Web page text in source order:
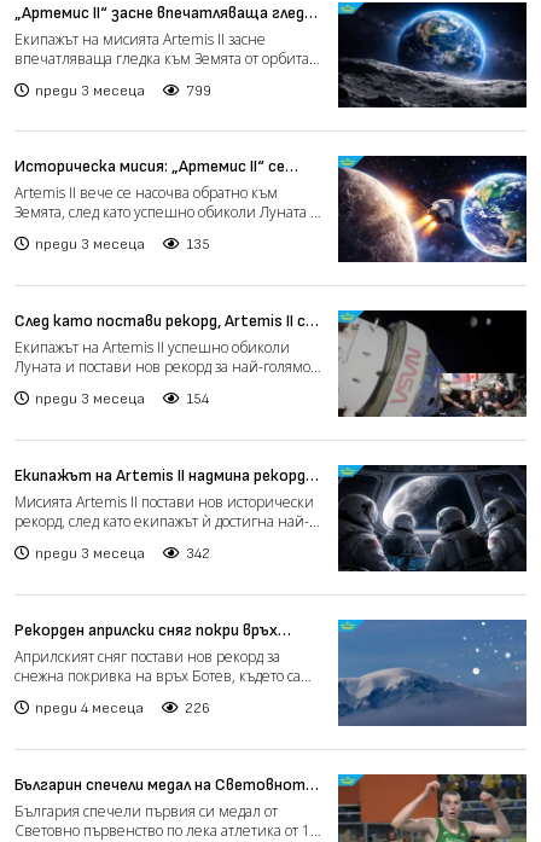
„Артемис II“ засне впечатляваща гледка
към залеза на Земята (снимка)
Екипажът на мисията Artemis II засне
впечатляваща гледка към Земята от орбита
преди 3 месеца 799
Историческа мисия: „Артемис II“ се
връща към Земята
Artemis II вече се насочва обратно към
Земята, след като успешно обиколи Луната и
преди 3 месеца 135
След като постави рекорд, Artemis II се
завръща от Луната (видео)
Екипажът на Artemis II успешно обиколи
Луната и постави нов рекорд за най-голямо
преди 3 месеца 154
Екипажът на Artemis II надмина рекорда
на „Аполо 13“ (видео)
Мисията Artemis II постави нов исторически
рекорд, след като екипажът ѝ достигна най-
преди 3 месеца 342
Рекорден априлски сняг покри връх
Ботев
Априлският сняг постави нов рекорд за
снежна покривка на връх Ботев, където са
преди 4 месеца 226
Българин спечели медал на Световното
по лека атлетика за първи път от 16
години (видео)
България спечели първия си медал от
Световно първенство по лека атлетика от 16